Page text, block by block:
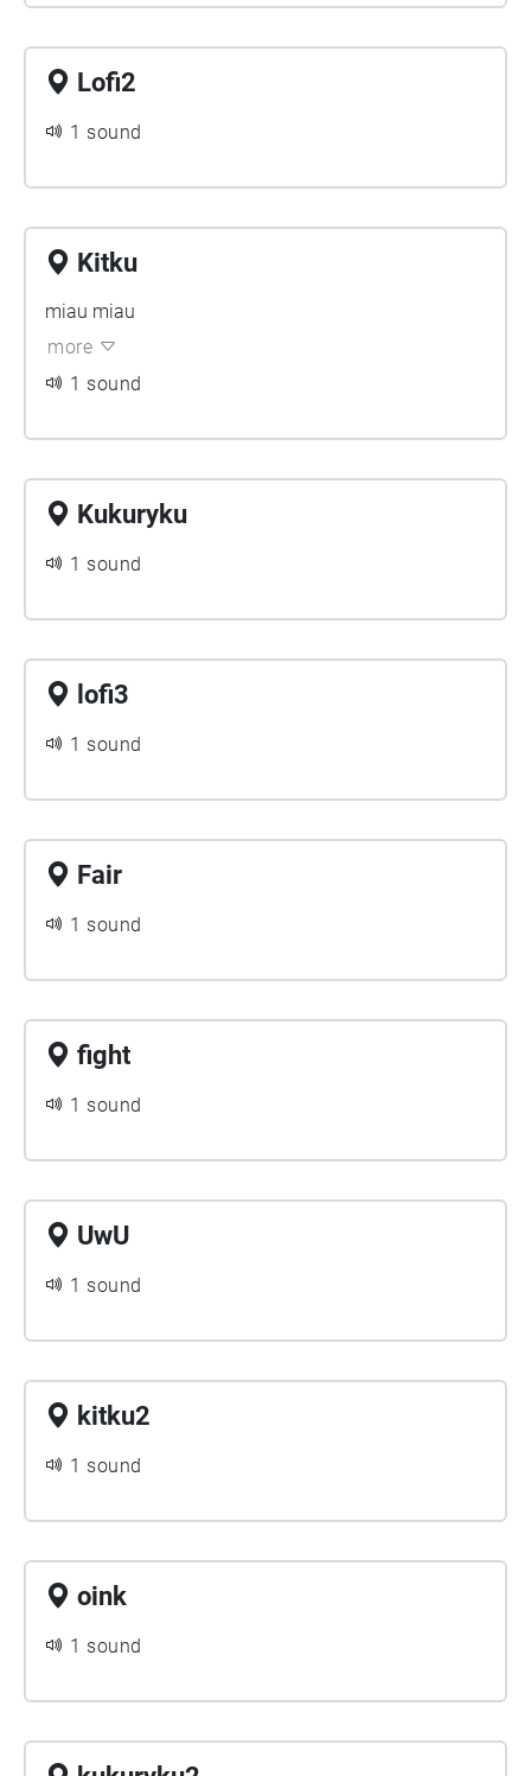
Lofi2
1 sound
Kitku
miau miau
more
1 sound
Kukuryku
1 sound
lofi3
1 sound
Fair
1 sound
fight
1 sound
UwU
1 sound
kitku2
1 sound
oink
1 sound